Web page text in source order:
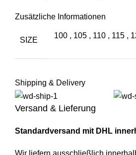
Zusätzliche Informationen
SIZE
100 , 105 , 110 , 115 ,
Shipping & Delivery
Versand & Lieferung
Standardversand mit DHL
Wir liefern ausschließlich